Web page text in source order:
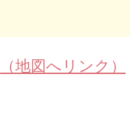
（地図へリンク）